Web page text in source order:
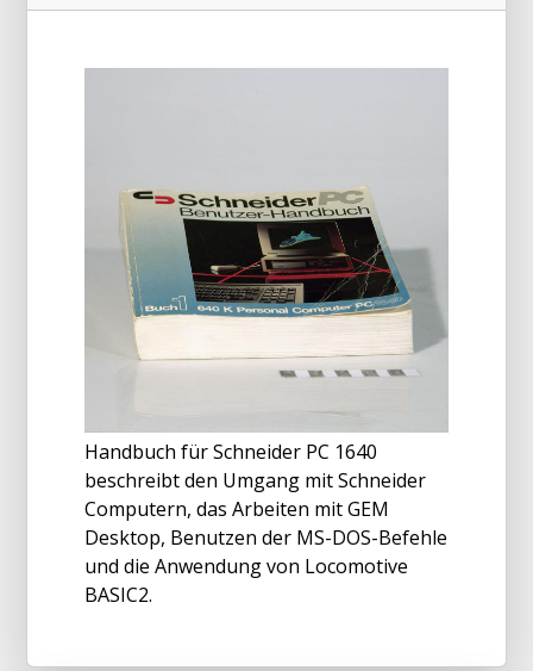
Handbuch für Schneider PC 1640
beschreibt den Umgang mit Schneider
Computern, das Arbeiten mit GEM
Desktop, Benutzen der MS-DOS-Befehle
und die Anwendung von Locomotive
BASIC2.